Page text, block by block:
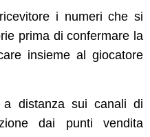
i numeri che si
prima di confermare la
insieme al giocatore
a distanza sui canali di
dai punti vendita